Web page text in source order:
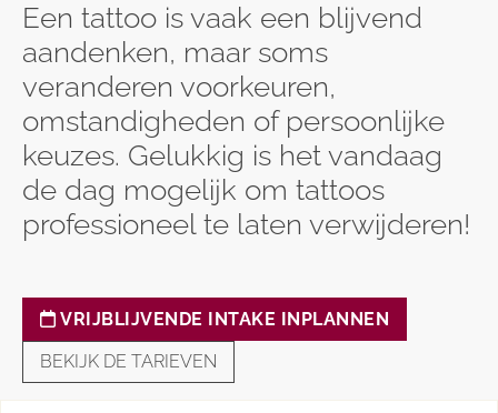
Een tattoo is vaak een blijvend
aandenken, maar soms
veranderen voorkeuren,
omstandigheden of persoonlijke
keuzes. Gelukkig is het vandaag
de dag mogelijk om tattoos
professioneel te laten verwijderen!
VRIJBLIJVENDE INTAKE INPLANNEN
BEKIJK DE TARIEVEN